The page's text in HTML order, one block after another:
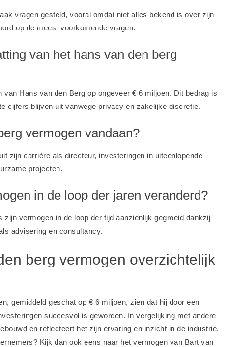
vragen gesteld, vooral omdat niet alles bekend is over zijn
op de meest voorkomende vragen.
van het hans van den berg
Hans van den Berg op ongeveer € 6 miljoen. Dit bedrag is
cijfers blijven uit vanwege privacy en zakelijke discretie.
vermogen vandaan?
zijn carrière als directeur, investeringen in uiteenlopende
projecten.
in de loop der jaren veranderd?
vermogen in de loop der tijd aanzienlijk gegroeid dankzij
advisering en consultancy.
berg vermogen overzichtelijk
gemiddeld geschat op € 6 miljoen, zien dat hij door een
succesvol is geworden. In vergelijking met andere
en reflecteert het zijn ervaring en inzicht in de industrie.
Kijk dan ook eens naar het vermogen van Bart van